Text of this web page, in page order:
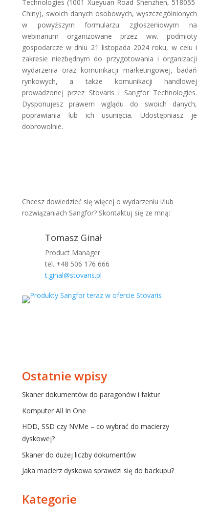
Technologies (1001 Xueyuan Road Shenzhen, 518055
Chiny), swoich danych osobowych, wyszczególnionych
w powyższym formularzu zgłoszeniowym na
webinarium organizowane przez ww. podmioty
gospodarcze w dniu 21 listopada 2024 roku, w celu i
zakresie niezbędnym do przygotowania i organizacji
wydarzenia oraz komunikacji marketingowej, badań
rynkowych, a także komunikacji handlowej
prowadzonej przez Stovaris i Sangfor Technologies.
Dysponujesz prawem wglądu do swoich danych,
poprawiania lub ich usunięcia. Udostępniasz je
dobrowolnie.
Chcesz dowiedzieć się więcej o wydarzeniu i/lub
rozwiązaniach Sangfor? Skontaktuj się ze mną:
Tomasz Ginał
Product Manager
tel. +48 506 176 666
t.ginal@stovaris.pl
Ostatnie wpisy
Skaner dokumentów do paragonów i faktur
Komputer All In One
HDD, SSD czy NVMe – co wybrać do macierzy
dyskowej?
Skaner do dużej liczby dokumentów
Jaka macierz dyskowa sprawdzi się do backupu?
Kategorie